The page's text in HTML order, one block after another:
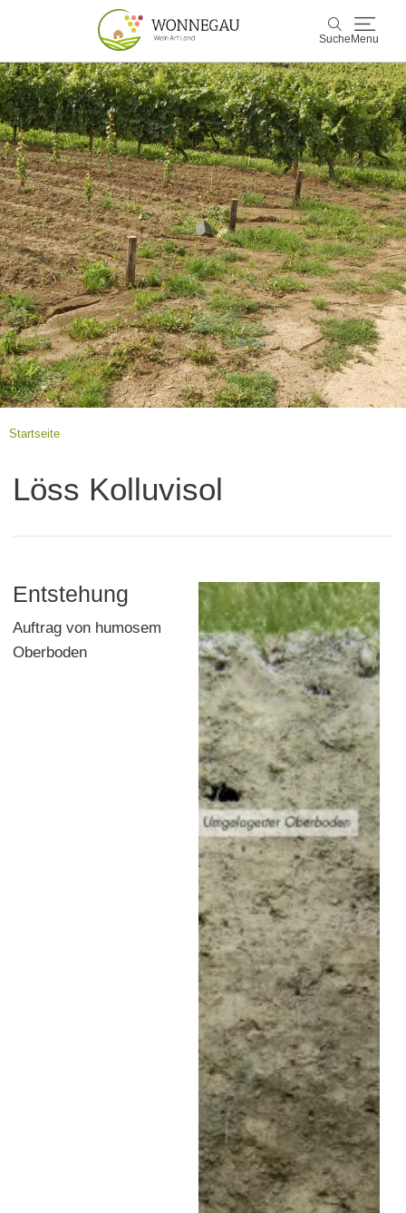
Suche Menu
Suche
Wonnegau
Entdecken & Erleben
Wein & Genuss
Kultur & Events
Buchen & Service
Startseite
Löss Kolluvisol
Entstehung
Auftrag von humosem
Oberboden